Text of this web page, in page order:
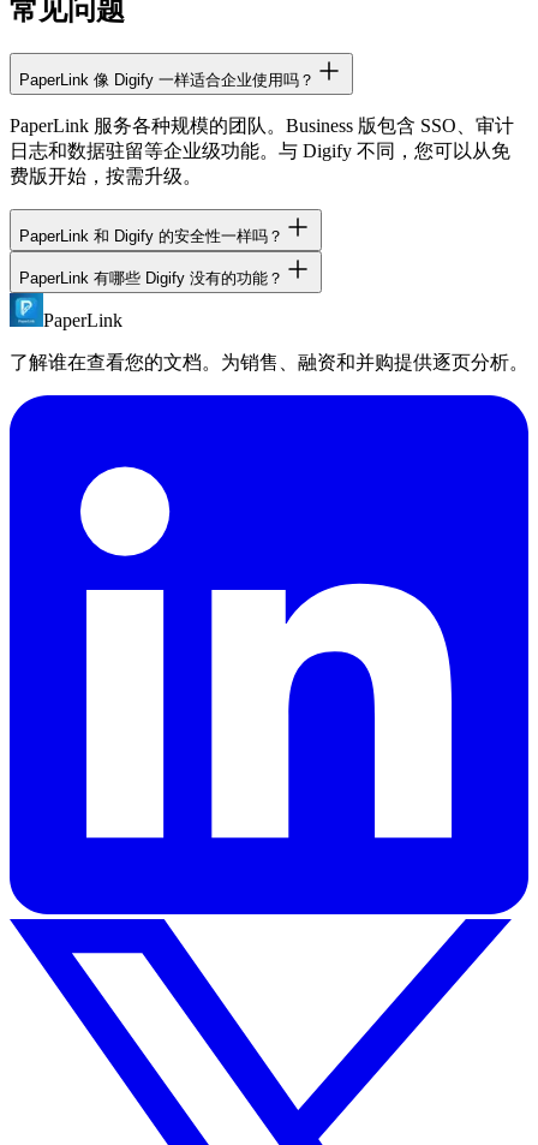
常见问题
PaperLink 像 Digify 一样适合企业使用吗？
PaperLink 服务各种规模的团队。Business 版包含 SSO、审计
日志和数据驻留等企业级功能。与 Digify 不同，您可以从免
费版开始，按需升级。
PaperLink 和 Digify 的安全性一样吗？
是的。PaperLink 对静态文件（AES-256）和传输中的数据
（TLS 1.3）全程加密。访问控制包括密码保护、邮箱验证、
NDA 要求和链接过期设置。两个平台均提供企业级安全。
PaperLink 有哪些 Digify 没有的功能？
PaperLink 包含：免费版、透明定价、内置开票与报价、公开
REST API、AI 智能体 MCP 服务器、Chrome 扩展、标签页可
见性检测、文档请求，以及 8 种语言支持。
PaperLink
了解谁在查看您的文档。为销售、融资和并购提供逐页分析。